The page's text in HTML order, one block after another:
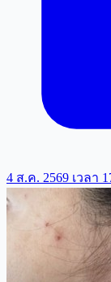
4 ส.ค. 2569 เวลา